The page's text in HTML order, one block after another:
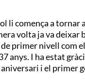
li comença a tornar
volta ja va deixar
primer nivell com
anys. I ha estat
i el primer